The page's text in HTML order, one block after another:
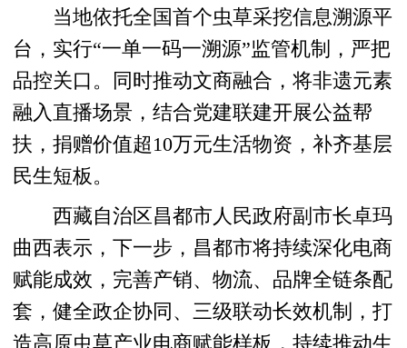
当地依托全国首个虫草采挖信息溯源平
台，实行“一单一码一溯源”监管机制，严把
品控关口。同时推动文商融合，将非遗元素
融入直播场景，结合党建联建开展公益帮
扶，捐赠价值超10万元生活物资，补齐基层
民生短板。
西藏自治区昌都市人民政府副市长卓玛
曲西表示，下一步，昌都市将持续深化电商
赋能成效，完善产销、物流、品牌全链条配
套，健全政企协同、三级联动长效机制，打
造高原虫草产业电商赋能样板，持续推动生